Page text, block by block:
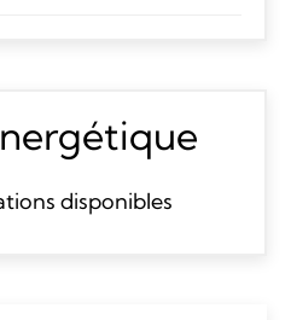
disponibles